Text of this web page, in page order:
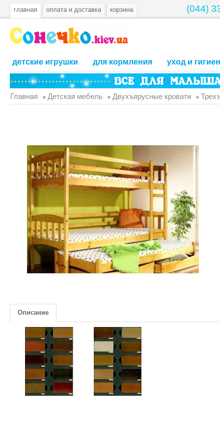
(044)
главная оплата и доставка корзина
детские игрушки для кормления уход и
Главная » Детская мебель » Двухъярусные кровати »
Описание